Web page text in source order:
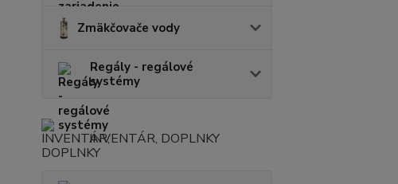
Zmäkčovače vody
Regály - regálové
systémy
INVENTÁR, DOPLNKY